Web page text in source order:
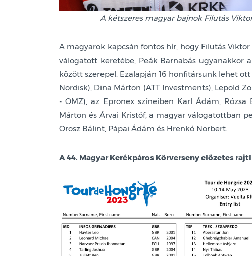
A kétszeres magyar bajnok Filutás
A magyarok kapcsán fontos hír, hogy Filutás
válogatott keretébe, Peák Barnabás ugyanakkor
között szerepel. Ezalapján 16 honfitársunk lehet
Nordisk), Dina Márton (ATT Investments), Lepold
- OMZ), az Epronex színeiben Karl Ádám, Rózsa
Márton és Árvai Kristóf, a magyar válogatottban
Orosz Bálint, Pápai Ádám és Hrenkó Norbert.
A 44. Magyar Kerékpáros Körverseny előzetes